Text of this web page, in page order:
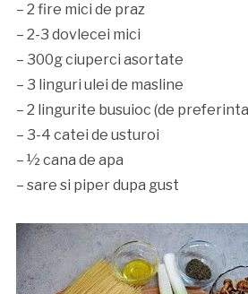
– 2 fire mici de praz
– 2-3 dovlecei mici
– 300g ciuperci asortate
– 3 linguri ulei de masline
– 2 lingurite busuioc (de
– 3-4 catei de usturoi
– ½ cana de apa
– sare si piper dupa gust